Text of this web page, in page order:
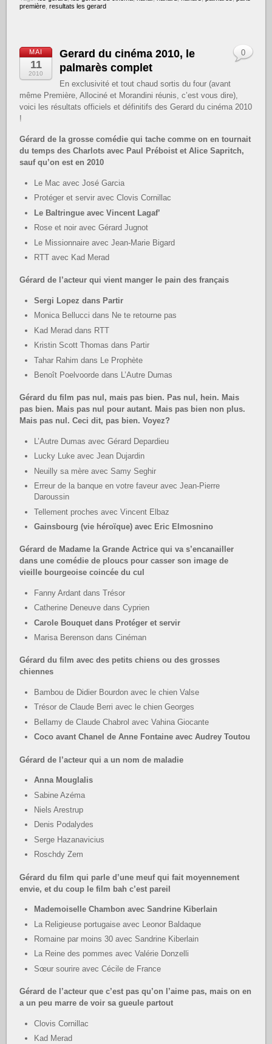
première ,resultats les gerard
MAI
11
2010
Gerard du cinéma 2010, le
palmarès complet
En exclusivité et tout chaud sortis du four (avant
même Première, Allociné et Morandini réunis, c’est vous dire),
voici les résultats officiels et définitifs des Gerard du cinéma 2010
!
Gérard de la grosse comédie qui tache comme on en tournait
du temps des Charlots avec Paul Préboist et Alice Sapritch,
sauf qu’on est en 2010
Le Mac avec José Garcia
Protéger et servir avec Clovis Cornillac
Le Baltringue avec Vincent Lagaf’
Rose et noir avec Gérard Jugnot
Le Missionnaire avec Jean-Marie Bigard
RTT avec Kad Merad
Gérard de l’acteur qui vient manger le pain des français
Sergi Lopez dans Partir
Monica Bellucci dans Ne te retourne pas
Kad Merad dans RTT
Kristin Scott Thomas dans Partir
Tahar Rahim dans Le Prophète
Benoît Poelvoorde dans L’Autre Dumas
Gérard du film pas nul, mais pas bien. Pas nul, hein. Mais
pas bien. Mais pas nul pour autant. Mais pas bien non plus.
Mais pas nul. Ceci dit, pas bien. Voyez?
L’Autre Dumas avec Gérard Depardieu
Lucky Luke avec Jean Dujardin
Neuilly sa mère avec Samy Seghir
Erreur de la banque en votre faveur avec Jean-Pierre
Daroussin
Tellement proches avec Vincent Elbaz
Gainsbourg (vie héroïque) avec Eric Elmosnino
Gérard de Madame la Grande Actrice qui va s’encanailler
dans une comédie de ploucs pour casser son image de
vieille bourgeoise coincée du cul
Fanny Ardant dans Trésor
Catherine Deneuve dans Cyprien
Carole Bouquet dans Protéger et servir
Marisa Berenson dans Cinéman
Gérard du film avec des petits chiens ou des grosses
chiennes
Bambou de Didier Bourdon avec le chien Valse
Trésor de Claude Berri avec le chien Georges
Bellamy de Claude Chabrol avec Vahina Giocante
Coco avant Chanel de Anne Fontaine avec Audrey Toutou
Gérard de l’acteur qui a un nom de maladie
Anna Mouglalis
Sabine Azéma
Niels Arestrup
Denis Podalydes
Serge Hazanavicius
Roschdy Zem
Gérard du film qui parle d’une meuf qui fait moyennement
envie, et du coup le film bah c’est pareil
Mademoiselle Chambon avec Sandrine Kiberlain
La Religieuse portugaise avec Leonor Baldaque
Romaine par moins 30 avec Sandrine Kiberlain
La Reine des pommes avec Valérie Donzelli
Sœur sourire avec Cécile de France
Gérard de l’acteur que c’est pas qu’on l’aime pas, mais on en
a un peu marre de voir sa gueule partout
Clovis Cornillac
Kad Merad
0